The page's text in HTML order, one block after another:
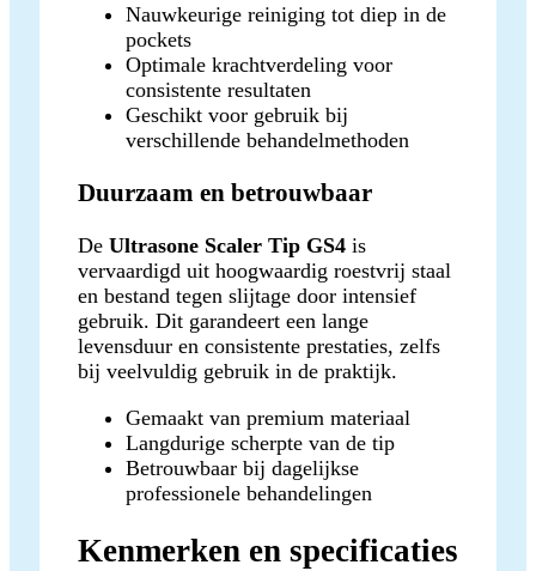
Nauwkeurige reiniging tot diep in de
pockets
Optimale krachtverdeling voor
consistente resultaten
Geschikt voor gebruik bij
verschillende behandelmethoden
Duurzaam en betrouwbaar
De Ultrasone Scaler Tip GS4 is
vervaardigd uit hoogwaardig roestvrij staal
en bestand tegen slijtage door intensief
gebruik. Dit garandeert een lange
levensduur en consistente prestaties, zelfs
bij veelvuldig gebruik in de praktijk.
Gemaakt van premium materiaal
Langdurige scherpte van de tip
Betrouwbaar bij dagelijkse
professionele behandelingen
Kenmerken en specificaties